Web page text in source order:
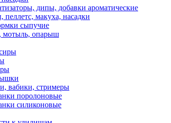
дипы, добавки ароматические
пеллетс, макуха, насадки
сыпучие
мотыль, опарыш
вабики, стримеры
поролоновые
силиконовые